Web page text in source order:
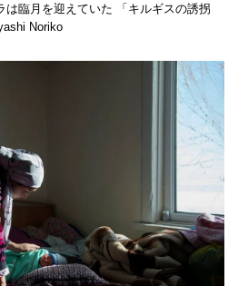
は臨月を迎えていた 「キルギスの誘拐
Noriko